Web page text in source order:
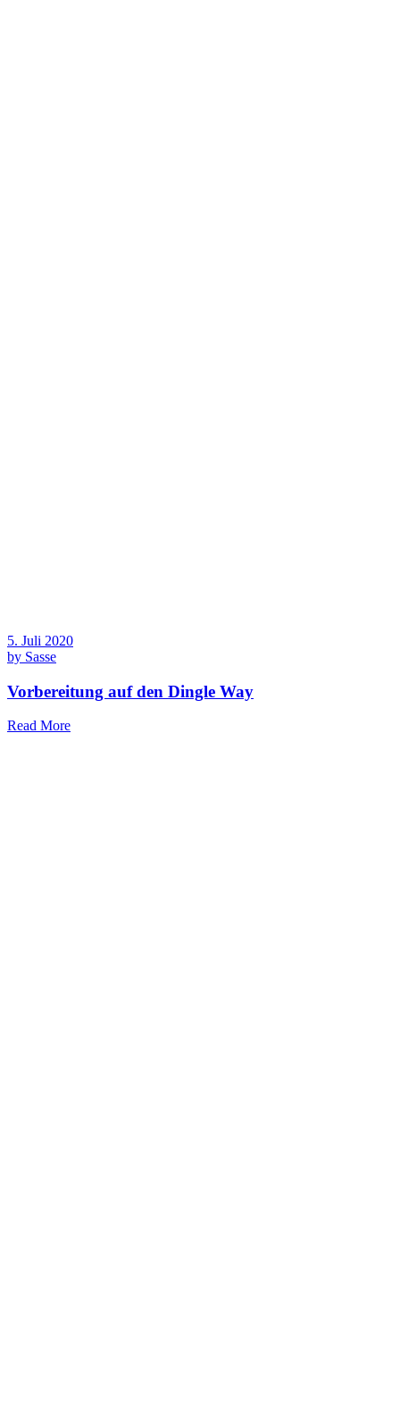
5. Juli 2020
by Sasse
Vorbereitung auf den Dingle Way
Read More